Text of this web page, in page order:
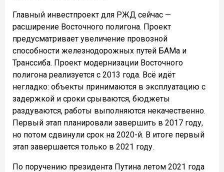
Главный инвестпроект для РЖД сейчас —
расширение Восточного полигона. Проект
предусматривает увеличение провозной
способности железнодорожных путей БАМа и
Транссиба. Проект модернизации Восточного
полигона реализуется с 2013 года. Всё идёт
негладко: объекты принимаются в эксплуатацию с
задержкой и сроки срываются, бюджеты
раздуваются, работы выполняются некачественно.
Первый этап планировали завершить в 2017 году,
но потом сдвинули срок на 2020-й. В итоге первый
этап завершается только в 2021 году.
По поручению президента Путина летом 2021 года